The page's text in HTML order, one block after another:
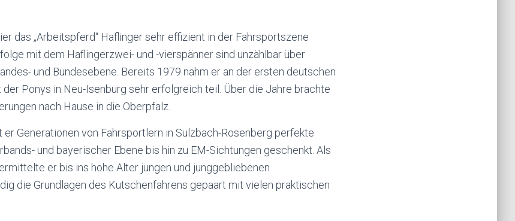
das „Arbeitspferd“ Haflinger sehr effizient in der Fahrsportszene
mit dem Haflingerzwei- und -vierspänner sind unzählbar über
und Bundesebene. Bereits 1979 nahm er an der ersten deutschen
Ponys in Neu-Isenburg sehr erfolgreich teil. Über die Jahre brachte
nach Hause in die Oberpfalz.
er Generationen von Fahrsportlern in Sulzbach-Rosenberg perfekte
und bayerischer Ebene bis hin zu EM-Sichtungen geschenkt. Als
er bis ins hohe Alter jungen und junggebliebenen
die Grundlagen des Kutschenfahrens gepaart mit vielen praktischen